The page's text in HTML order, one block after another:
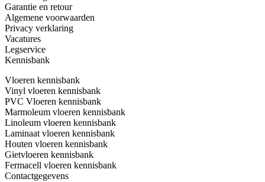
Garantie en retour
Algemene voorwaarden
Privacy verklaring
Vacatures
Legservice
Kennisbank
Vloeren kennisbank
Vinyl vloeren kennisbank
PVC Vloeren kennisbank
Marmoleum vloeren kennisbank
Linoleum vloeren kennisbank
Laminaat vloeren kennisbank
Houten vloeren kennisbank
Gietvloeren kennisbank
Fermacell vloeren kennisbank
Contactgegevens